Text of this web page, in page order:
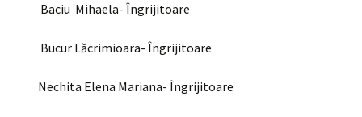
Baciu Mihaela- Îngrijitoare
Bucur Lăcrimioara- Îngrijitoare
Nechita Elena Mariana- Îngrijitoare